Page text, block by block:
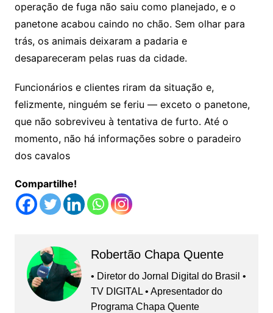
operação de fuga não saiu como planejado, e o
panetone acabou caindo no chão. Sem olhar para
trás, os animais deixaram a padaria e
desapareceram pelas ruas da cidade.
Funcionários e clientes riram da situação e,
felizmente, ninguém se feriu — exceto o panetone,
que não sobreviveu à tentativa de furto. Até o
momento, não há informações sobre o paradeiro
dos cavalos
Compartilhe!
Robertão Chapa Quente
• Diretor do Jornal Digital do Brasil •
TV DIGITAL • Apresentador do
Programa Chapa Quente